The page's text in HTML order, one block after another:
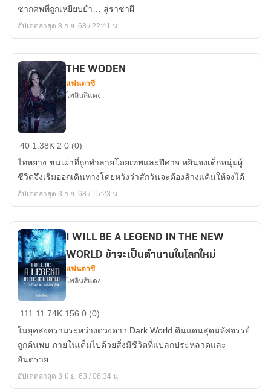
ซากศพที่ถูกเหยียบย่ำ… สู่ราชาผี
อัปเดตล่าสุด 8 ก.ย. 68 / 22:41 น.
THE
WODEN
THE WODEN
แฟนตาซี
ไพลินสีแดง
40 1.38K 2 0 (0)
ไทหยาง ชนเผ่าที่ถูกทำลายโดยเทพและปีศาจ หยินจงเด็กหนุ่มผู้
ชีวิตจึงเริ่มออกเดินทางโดยหวังว่าสักวันจะต้องล้างแค้นให้จงได้
อัปเดตล่าสุด 3 ก.ย. 68 / 15:23 น.
WILL
BE
A
LEGEND
IN
I WILL BE A LEGEND IN THE NEW
WORLD ข้าจะเป็นตำนานในโลกใหม่
แฟนตาซี
ไพลินสีแดง
111 11.74K 156 0 (0)
ในยุคสงครามระหว่างดวงดาว Dark World ดินแดนสุดมหัศจรรย์
ถูกค้นพบ ภายในเต็มไปด้วยสิ่งมีชีวิตที่แปลกประหลาดและ
อันตราย
อัปเดตล่าสุด 3 มิ.ย. 63 / 06:34 น.